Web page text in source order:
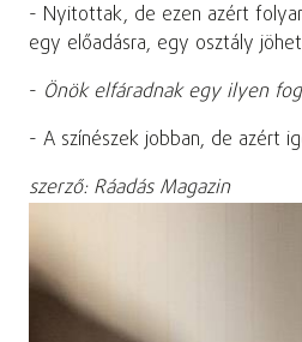
- Nyitottak, de ezen azért
egy előadásra, egy osztály
- Önök elfáradnak egy ilyen
- A színészek jobban, de azért
szerző: Ráadás Magazin